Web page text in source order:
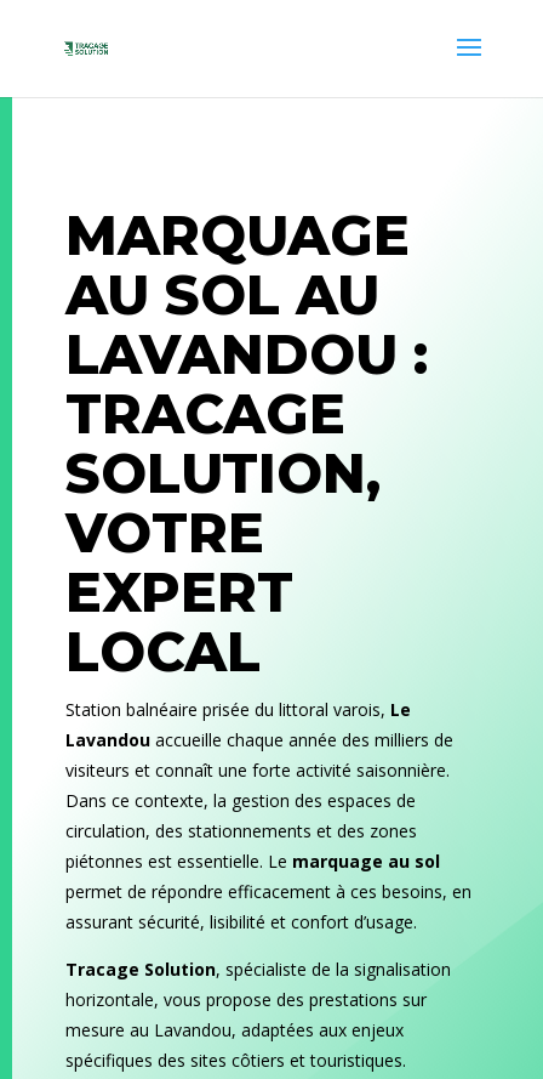
MARQUAGE
AU SOL AU
LAVANDOU :
TRACAGE
SOLUTION,
VOTRE
EXPERT
LOCAL
Station balnéaire prisée du littoral varois, Le
Lavandouaccueille chaque année des milliers de
visiteurs et connaît une forte activité saisonnière.
Dans ce contexte, la gestion des espaces de
circulation, des stationnements et des zones
piétonnes est essentielle. Le marquage au sol
permet de répondre efficacement à ces besoins, en
assurant sécurité, lisibilité et confort d’usage.
Tracage Solution, spécialiste de la signalisation
horizontale, vous propose des prestations sur
mesure au Lavandou, adaptées aux enjeux
spécifiques des sites côtiers et touristiques.